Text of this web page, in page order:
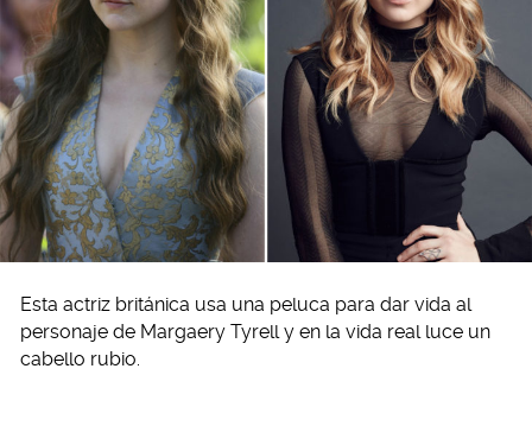
Esta actriz británica usa una peluca para dar vida al
personaje de Margaery Tyrell y en la vida real luce un
cabello rubio.